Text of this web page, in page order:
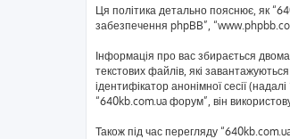
Ця політика детально пояснює, як
забезпечення phpBB”,
Інформація про вас збирається
текстових файлів, які
ідентифікатор анонімної сесії
“640kb.com.ua форум”, він
Також під час перегляду